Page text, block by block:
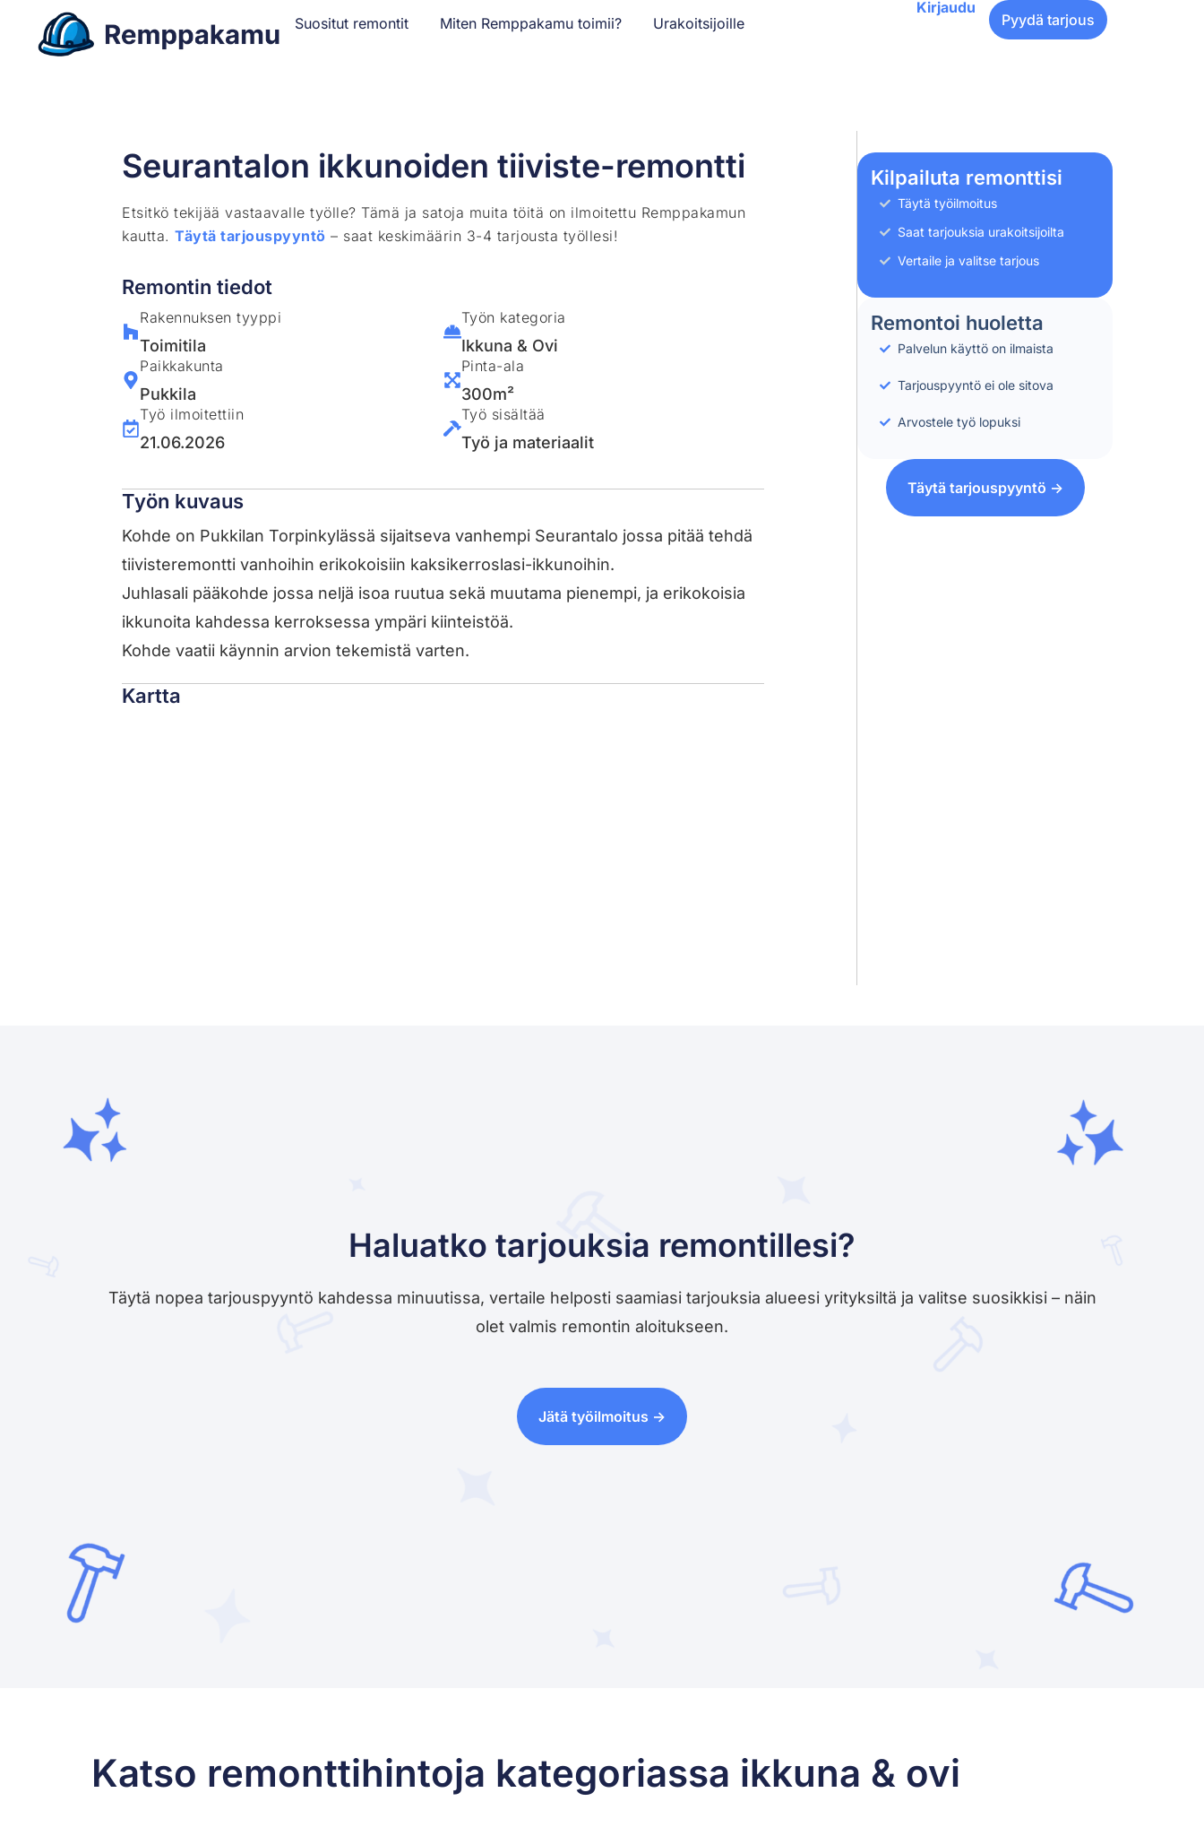
Suositut remontit Miten Remppakamu toimii? Urakoitsijoille
Kirjaudu
Pyydä tarjous
Seurantalon ikkunoiden tiiviste-remontti
Etsitkö tekijää vastaavalle työlle? Tämä ja satoja muita töitä on ilmoitettu Remppakamun
kautta.Täytä tarjouspyyntö – saat keskimäärin 3-4 tarjousta työllesi!
Remontin tiedot
Rakennuksen tyyppi
Toimitila
Paikkakunta
Pukkila
Työ ilmoitettiin
21.06.2026
Työn kategoria
Ikkuna & Ovi
Pinta-ala
300m²
Työ sisältää
Työ ja materiaalit
Työn kuvaus
Kohde on Pukkilan Torpinkylässä sijaitseva vanhempi Seurantalo jossa pitää tehdä
tiivisteremontti vanhoihin erikokoisiin kaksikerroslasi-ikkunoihin.
Juhlasali pääkohde jossa neljä isoa ruutua sekä muutama pienempi, ja erikokoisia
ikkunoita kahdessa kerroksessa ympäri kiinteistöä.
Kohde vaatii käynnin arvion tekemistä varten.
Kartta
Kilpailuta remonttisi
Täytä työilmoitus
Saat tarjouksia urakoitsijoilta
Vertaile ja valitse tarjous
Remontoi huoletta
Palvelun käyttö on ilmaista
Tarjouspyyntö ei ole sitova
Arvostele työ lopuksi
Täytä tarjouspyyntö ->
Haluatko tarjouksia remontillesi?
Täytä nopea tarjouspyyntö kahdessa minuutissa, vertaile helposti saamiasi tarjouksia alueesi yrityksiltä ja valitse suosikkisi – näin
olet valmis remontin aloitukseen.
Jätä työilmoitus ->
Katso remonttihintoja kategoriassa ikkuna & ovi